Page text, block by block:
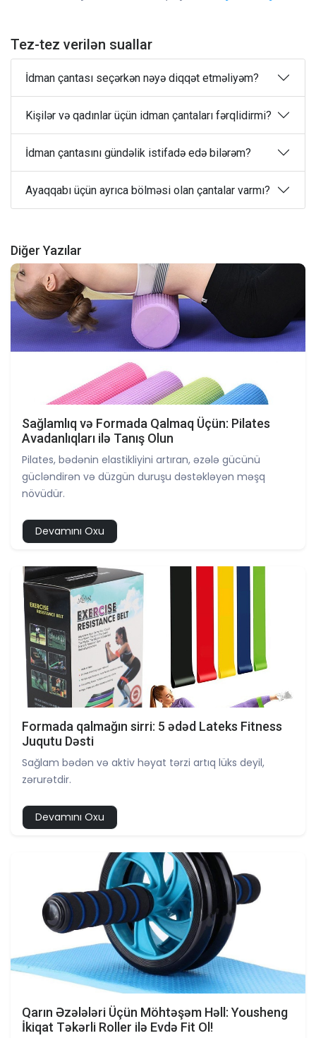
Tez-tez verilən suallar
İdman çantası seçərkən nəyə diqqət etməliyəm?
Kişilər və qadınlar üçün idman çantaları fərqlidirmi?
İdman çantasını gündəlik istifadə edə bilərəm?
Ayaqqabı üçün ayrıca bölməsi olan çantalar varmı?
Diğer Yazılar
Sağlamlıq və Formada Qalmaq Üçün: Pilates
Avadanlıqları ilə Tanış Olun
Pilates, bədənin elastikliyini artıran, əzələ gücünü
gücləndirən və düzgün duruşu dəstəkləyən məşq
növüdür.
Devamını Oxu
Formada qalmağın sirri: 5 ədəd Lateks Fitness
Juqutu Dəsti
Sağlam bədən və aktiv həyat tərzi artıq lüks deyil,
zərurətdir.
Devamını Oxu
Qarın Əzələləri Üçün Möhtəşəm Həll: Yousheng
İkiqat Təkərli Roller ilə Evdə Fit Ol!